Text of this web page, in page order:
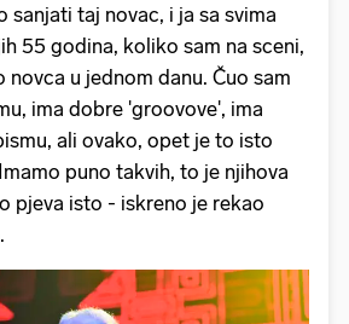
sanjati taj novac, i ja sa svima
55 godina, koliko sam na sceni,
u jednom danu. Čuo sam
ima dobre 'groovove', ima
ali ovako, opet je to isto
puno takvih, to je njihova
pjeva isto - iskreno je rekao